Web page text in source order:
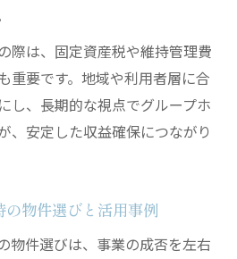
際は、固定資産税や維持管理費
重要です。地域や利用者層に合
し、長期的な視点でグループホ
、安定した収益確保につながり
物件選びと活用事例
物件選びは、事業の成否を左右